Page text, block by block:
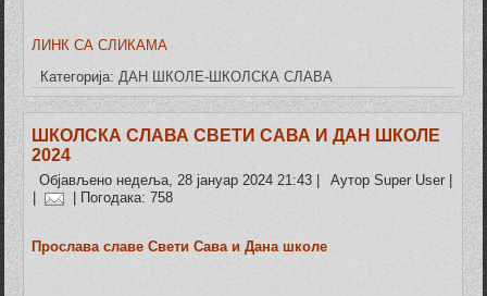
ЛИНК СА СЛИКАМА
Категорија: ДАН ШКОЛЕ-ШКОЛСКА СЛАВА
ШКОЛСКА СЛАВА СВЕТИ САВА И ДАН ШКОЛЕ
2024
Објављено недеља, 28 јануар 2024 21:43 | Аутор Super User|
| Погодака: 758
Прослава славе Свети Сава и Дана школе